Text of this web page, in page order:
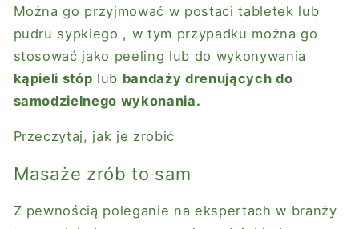
Można go przyjmować w postacitabletek lub
pudru sypkiego , w tym przypadku można go
stosować jako peeling lub do wykonywania
kąpieli stóp lub bandaży drenujących do
samodzielnego wykonania.
Przeczytaj, jak je zrobić
Masaże zrób to sam
Z pewnością poleganie na ekspertach w branży